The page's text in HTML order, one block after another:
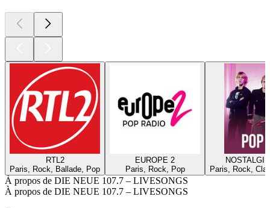
RTL2
Paris, Rock, Ballade, Pop
EUROPE 2
Paris, Rock, Pop
Paris, Rock,
À propos de DIE NEUE 107.7 – LIVESONGS
À propos de DIE NEUE 107.7 – LIVESONGS